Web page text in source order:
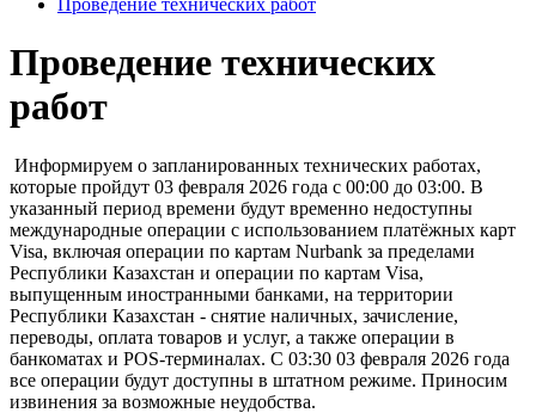
Проведение технических работ
Проведение технических
работ
Информируем о запланированных технических работах,
которые пройдут 03 февраля 2026 года с 00:00 до 03:00. В
указанный период времени будут временно недоступны
международные операции с использованием платёжных карт
Visa, включая операции по картам Nurbank за пределами
Республики Казахстан и операции по картам Visa,
выпущенным иностранными банками, на территории
Республики Казахстан - снятие наличных, зачисление,
переводы, оплата товаров и услуг, а также операции в
банкоматах и POS-терминалах. С 03:30 03 февраля 2026 года
все операции будут доступны в штатном режиме. Приносим
извинения за возможные неудобства.